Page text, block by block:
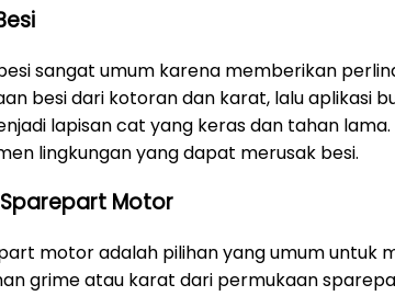
sangat umum karena memberikan
besi dari kotoran dan karat, lalu aplikasi
lapisan cat yang keras dan tahan
lingkungan yang dapat merusak besi.
Motor
motor adalah pilihan yang umum untuk
grime atau karat dari permukaan